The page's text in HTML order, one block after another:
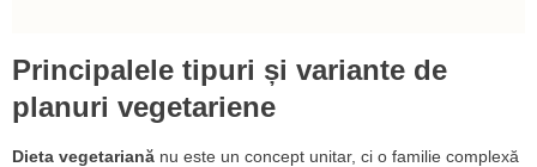
Principalele tipuri și variante de
planuri vegetariene
Dieta vegetariană nu este un concept unitar, ci o familie complexă